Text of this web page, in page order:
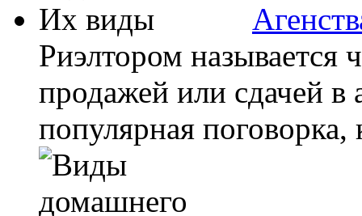
Риэлтором называется
продажей или сдачей
популярная поговорка,